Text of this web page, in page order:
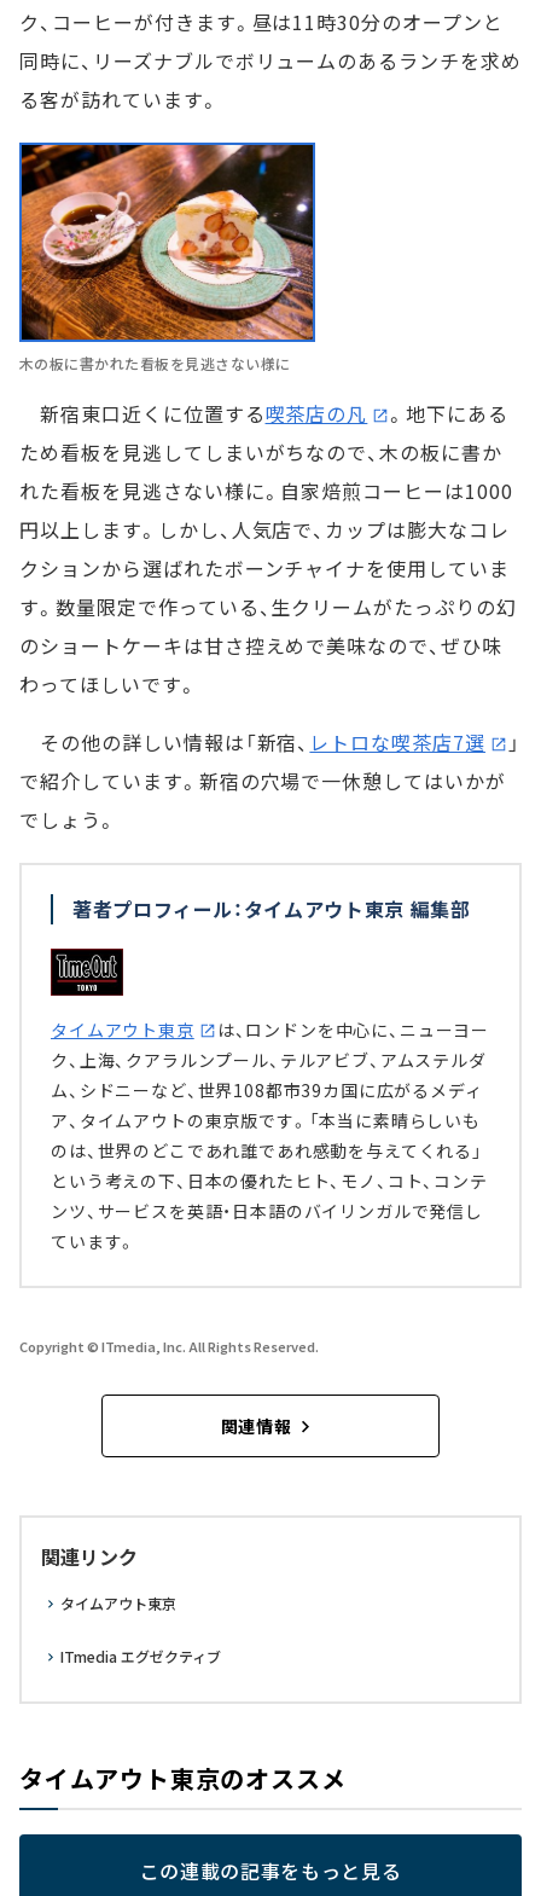
ク、コーヒーが付きます。昼は11時30分のオープンと
同時に、リーズナブルでボリュームのあるランチを求め
る客が訪れています。
木の板に書かれた看板を見逃さない様に
新宿東口近くに位置する喫茶店の凡
。地下にある
ため看板を見逃してしまいがちなので、木の板に書か
れた看板を見逃さない様に。自家焙煎コーヒーは1000
円以上します。しかし、人気店で、カップは膨大なコレ
クションから選ばれたボーンチャイナを使用していま
す。数量限定で作っている、生クリームがたっぷりの幻
のショートケーキは甘さ控えめで美味なので、ぜひ味
わってほしいです。
その他の詳しい情報は「新宿、 レトロな喫茶店7選
」
で紹介しています。新宿の穴場で一休憩してはいかが
でしょう。
著者プロフィール：タイムアウト東京 編集部
タイムアウト東京
は、ロンドンを中心に、ニューヨー
ク、上海、クアラルンプール、テルアビブ、アムステルダ
ム、シドニーなど、世界108都市39カ国に広がるメディ
ア、タイムアウトの東京版です。「本当に素晴らしいも
のは、世界のどこであれ誰であれ感動を与えてくれる」
という考えの下、日本の優れたヒト、モノ、コト、コンテ
ンツ、サービスを英語・日本語のバイリンガルで発信し
ています。
Copyright © ITmedia, Inc. All Rights Reserved.
関連情報
関連リンク
タイムアウト東京
ITmedia エグゼクティブ
タイムアウト東京のオススメ
この連載の記事をもっと見る